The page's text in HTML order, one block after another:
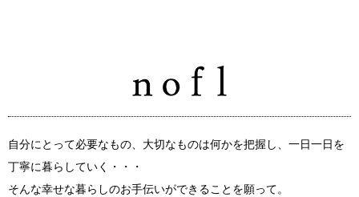
自分にとって必要なもの、大切なものは何かを把握し、一日一日を
丁寧に暮らしていく・・・
そんな幸せな暮らしのお手伝いができることを願って。